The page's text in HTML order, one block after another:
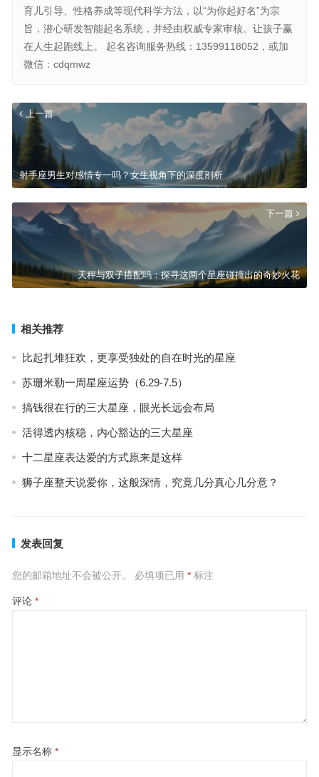
育儿引导、性格养成等现代科学方法，以“为你起好名”为宗
旨，潜心研发智能起名系统，并经由权威专家审核。让孩子赢
在人生起跑线上。 起名咨询服务热线：13599118052，或加
微信：cdqmwz
上一篇
射手座男生对感情专一吗？女生视角下的深度剖析
下一篇
天秤与双子搭配吗：探寻这两个星座碰撞出的奇妙火花
相关推荐
比起扎堆狂欢，更享受独处的自在时光的星座
苏珊米勒一周星座运势（6.29-7.5）
搞钱很在行的三大星座，眼光长远会布局
活得透内核稳，内心豁达的三大星座
十二星座表达爱的方式原来是这样
狮子座整天说爱你，这般深情，究竟几分真心几分意？
发表回复
您的邮箱地址不会被公开。 必填项已用 *标注
评论 *
显示名称 *